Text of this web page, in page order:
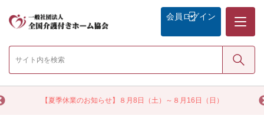
【夏季休業のお知らせ】８月8日（土）～８月16日（日）
会員 ログイン
検索